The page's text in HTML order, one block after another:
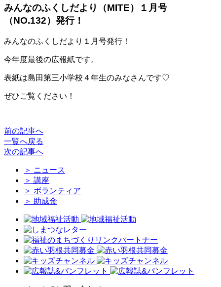
みんなのふくしだより（MITE）１月号
（NO.132）発行！
みんなのふくしだより１月号発行！
今年度最後の広報紙です。
表紙は島田第三小学校４年生のみなさんです♡
ぜひご覧ください！
前の記事へ
一覧へ戻る
次の記事へ
＞ ニュース
＞ 講座
＞ ボランティア
＞ 助成金